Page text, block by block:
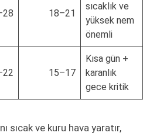
18–21
sıcaklık ve
yüksek nem
önemli
15–17
Kısa gün +
karanlık
gece kritik
sıcak ve kuru hava yaratır,